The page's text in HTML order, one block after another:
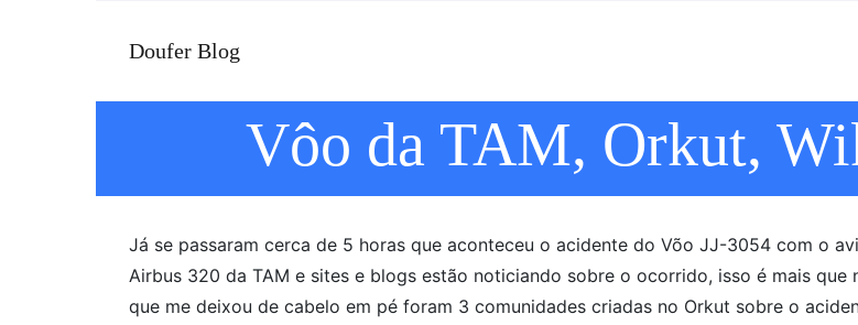
Doufer Blog
Vôo da TAM, Orkut,
Já se passaram cerca de 5 horas que aconteceu o acidente do Võo JJ-3054 com o
Airbus 320 da TAM e sites e blogs estão noticiando sobre o ocorrido, isso é mais que
que me deixou de cabelo em pé foram 3 comunidades criadas no Orkut sobre o